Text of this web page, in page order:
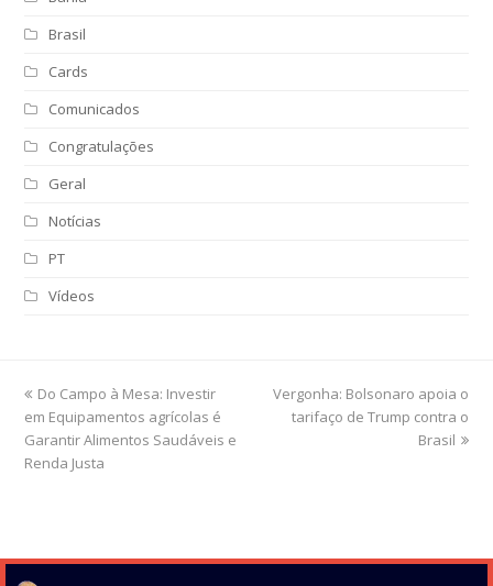
Brasil
Cards
Comunicados
Congratulações
Geral
Notícias
PT
Vídeos
previous
post:
Do Campo à Mesa: Investir
em Equipamentos agrícolas é
Garantir Alimentos Saudáveis e
Renda Justa
next
post:
Vergonha: Bolsonaro apoia o
tarifaço de Trump contra o
Brasil